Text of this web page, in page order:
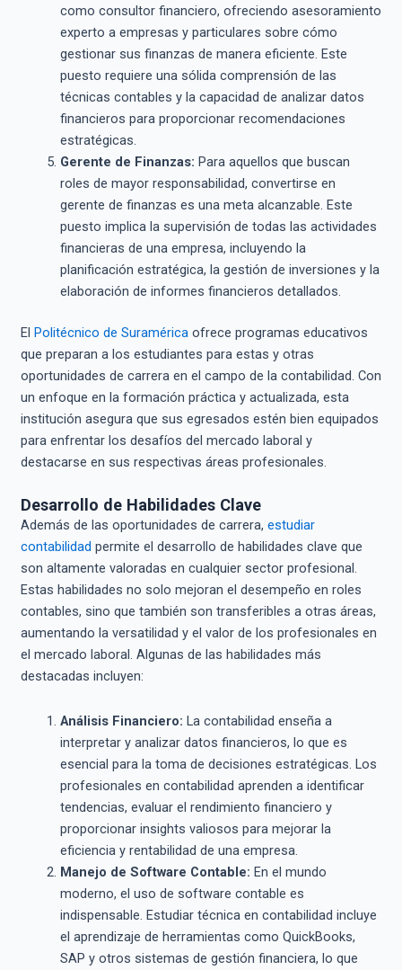
como consultor financiero, ofreciendo asesoramiento
experto a empresas y particulares sobre cómo
gestionar sus finanzas de manera eficiente. Este
puesto requiere una sólida comprensión de las
técnicas contables y la capacidad de analizar datos
financieros para proporcionar recomendaciones
estratégicas.
Gerente de Finanzas: Para aquellos que buscan
roles de mayor responsabilidad, convertirse en
gerente de finanzas es una meta alcanzable. Este
puesto implica la supervisión de todas las actividades
financieras de una empresa, incluyendo la
planificación estratégica, la gestión de inversiones y la
elaboración de informes financieros detallados.
El Politécnico de Suraméricaofrece programas educativos
que preparan a los estudiantes para estas y otras
oportunidades de carrera en el campo de la contabilidad. Con
un enfoque en la formación práctica y actualizada, esta
institución asegura que sus egresados estén bien equipados
para enfrentar los desafíos del mercado laboral y
destacarse en sus respectivas áreas profesionales.
Desarrollo de Habilidades Clave
Además de las oportunidades de carrera, estudiar
contabilidad permite el desarrollo de habilidades clave que
son altamente valoradas en cualquier sector profesional.
Estas habilidades no solo mejoran el desempeño en roles
contables, sino que también son transferibles a otras áreas,
aumentando la versatilidad y el valor de los profesionales en
el mercado laboral. Algunas de las habilidades más
destacadas incluyen:
Análisis Financiero: La contabilidad enseña a
interpretar y analizar datos financieros, lo que es
esencial para la toma de decisiones estratégicas. Los
profesionales en contabilidad aprenden a identificar
tendencias, evaluar el rendimiento financiero y
proporcionar insights valiosos para mejorar la
eficiencia y rentabilidad de una empresa.
Manejo de Software Contable: En el mundo
moderno, el uso de software contable es
indispensable. Estudiar técnica en contabilidad incluye
el aprendizaje de herramientas como QuickBooks,
SAP y otros sistemas de gestión financiera, lo que